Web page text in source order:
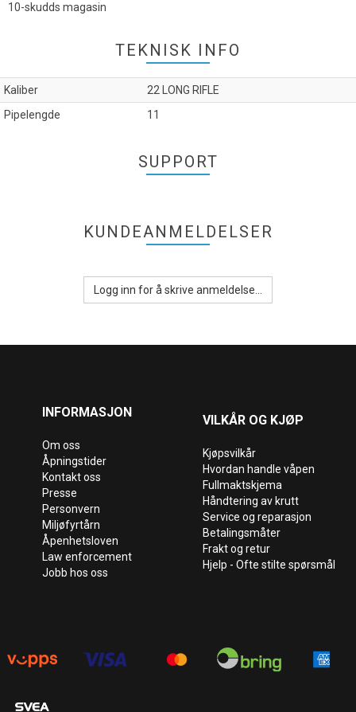
10-skudds magasin
TEKNISK INFO
Kaliber
22 LONG RIFLE
Pipelengde
11
SUPPORT
KUNDEANMELDELSER
Logg inn for å skrive anmeldelse...
INFORMASJON
Om oss
Åpningstider
Kontakt oss
Presse
Personvern
Miljøfyrtårn
Åpenhetsloven
Law enforcement
Jobb hos oss
VILKÅR OG KJØP
Kjøpsvilkår
Hvordan handle våpen
Fullmaktskjema
Håndtering av krutt
Service og reparasjon
Betalingsmåter
Frakt og retur
Hjelp - Ofte stilte spørsmål